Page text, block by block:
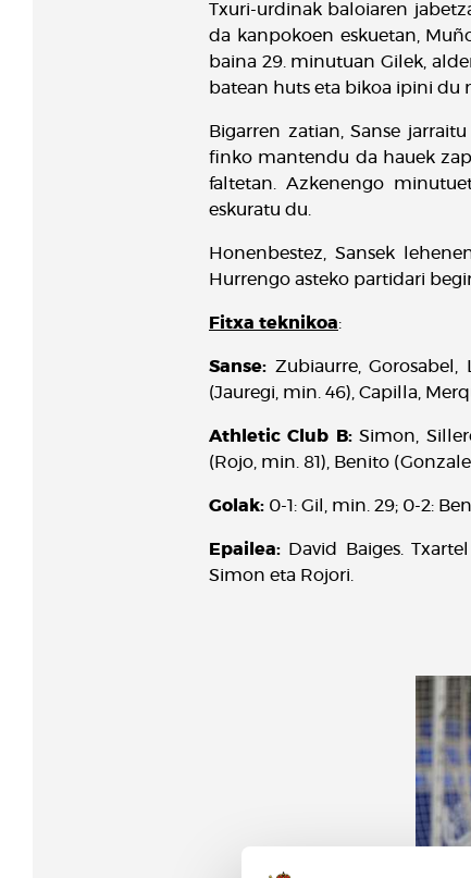
Txuri-urdinak baloiaren
da kanpokoen eskuetan,
baina 29. minutuan Gilek,
batean huts eta bikoa ipini du
Bigarren zatian, Sanse
finko mantendu da hauek
faltetan. Azkenengo
eskuratu du.
Honenbestez, Sansek
Hurrengo asteko partidari
Fitxa teknikoa:
Sanse: Zubiaurre,
(Jauregi, min. 46), Capilla,
Athletic Club B:Simon,
(Rojo, min. 81), Benito
Golak: 0-1: Gil, min. 29; 0-2:
Epailea:
David Baiges.
Simon eta Rojori.